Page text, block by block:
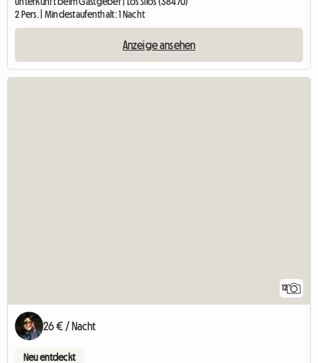
2 Pers. | Mindestaufenthalt: 1 Nacht
Anzeige ansehen
12
26 € / Nacht
Neu entdeckt